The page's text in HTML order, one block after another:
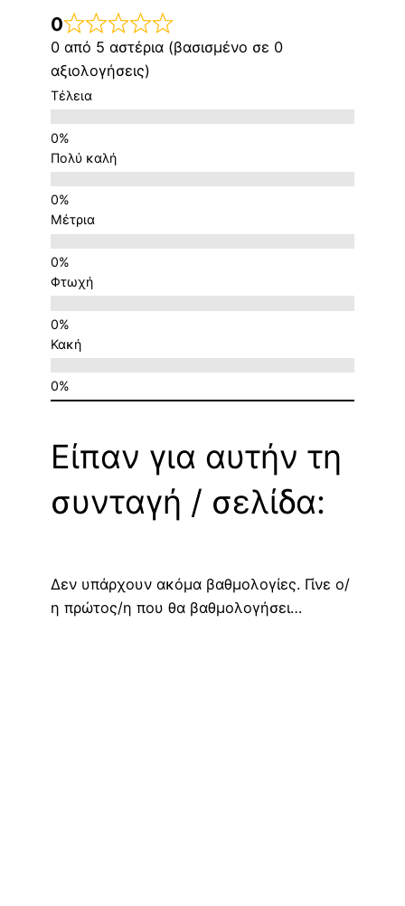
0
0 από 5 αστέρια (βασισμένο σε 0
αξιολογήσεις)
Τέλεια
Πολύ καλή
Μέτρια
Φτωχή
Κακή
Είπαν για αυτήν τη
συνταγή / σελίδα:
Δεν υπάρχουν ακόμα βαθμολογίες. Γίνε ο/
η πρώτος/η που θα βαθμολογήσει…